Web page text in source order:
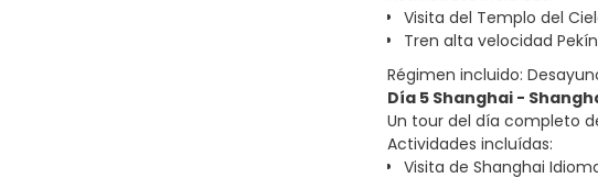
Visita del Templo del
Tren alta velocidad
Régimen incluido:
Día 5 Shanghai -
Un tour del día completo
Actividades incluídas:
Visita de Shanghai